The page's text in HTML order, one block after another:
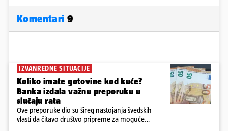
Komentari 9
IZVANREDNE SITUACIJE
Koliko imate gotovine kod kuće?
Banka izdala važnu preporuku u
slučaju rata
Ove preporuke dio su šireg nastojanja švedskih
vlasti da čitavo društvo pripreme za moguće